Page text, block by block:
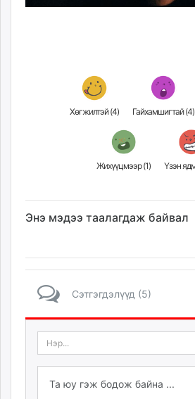
Хөгжилтэй (4) Гайхамшигтай (4)
Жихүүцмээр (1)
Энэ мэдээ таалагдаж байвал
Сэтгэгдэлүүд (5)